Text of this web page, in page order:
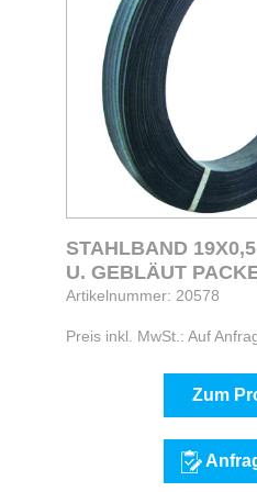
STAHLBAND
U. GEBLÄUT
Artikelnummer: 20578
Preis inkl. MwSt.: Auf
Zum